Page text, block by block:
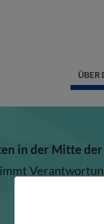
ÜBER
in der Mitte